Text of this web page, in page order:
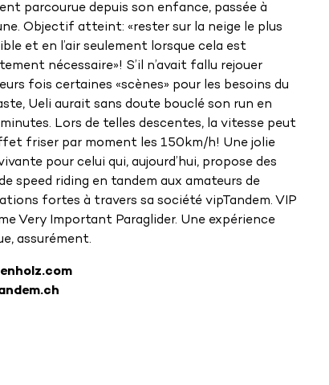
parcourue depuis son enfance, passée à
Objectif atteint: «rester sur la neige le plus
et en l’air seulement lorsque cela est
nécessaire»! S’il n’avait fallu rejouer
fois certaines «scènes» pour les besoins du
Ueli aurait sans doute bouclé son run en
Lors de telles descentes, la vitesse peut
friser par moment les 150km/h! Une jolie
pour celui qui, aujourd’hui, propose des
speed riding en tandem aux amateurs de
fortes à travers sa société vipTandem. VIP
Very Important Paraglider. Une expérience
assurément.